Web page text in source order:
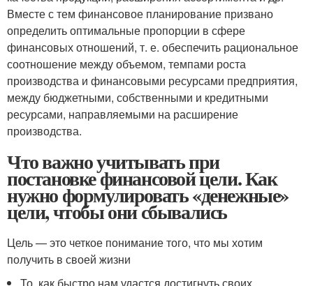
Вместе с тем финансовое планирование призвано
определить оптимальные пропорции в сфере
финансовых отношений, т. е. обеспечить рациональное
соотношение между объемом, темпами роста
производства и финансовыми ресурсами предприятия,
между бюджетными, собственными и кредитными
ресурсами, направляемыми на расширение
производства.
Что важно учитывать при
постановке финансовой цели. Как
нужно формулировать «денежные»
цели, чтобы они сбывались
Цель — это четкое понимание того, что мы хотим
получить в своей жизни